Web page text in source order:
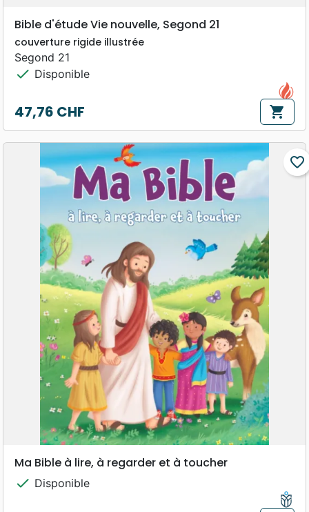
Bible d'étude Vie nouvelle, Segond 21
couverture rigide illustrée
Segond 21
check Disponible
Prix
47,76 CHF shopping_cart
favorite_border
Ma Bible à lire, à regarder et à toucher
check Disponible